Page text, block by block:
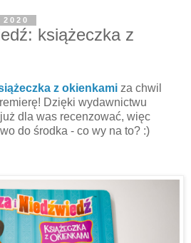
książeczka z
z okienkami za chwil
Dzięki wydawnictwu
dla was recenzować, więc
do środka - co wy na to? :)